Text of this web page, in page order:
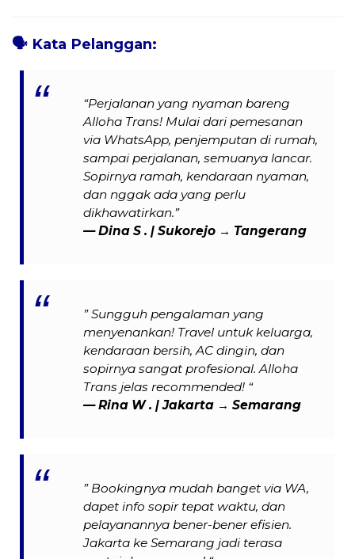
🗣️ Kata Pelanggan:
“Perjalanan yang nyaman bareng
Alloha Trans! Mulai dari pemesanan
via WhatsApp, penjemputan di rumah,
sampai perjalanan, semuanya lancar.
Sopirnya ramah, kendaraan nyaman,
dan nggak ada yang perlu
dikhawatirkan.”
—Dina S . | Sukorejo → Tangerang
” Sungguh pengalaman yang
menyenankan! Travel untuk keluarga,
kendaraan bersih, AC dingin, dan
sopirnya sangat profesional. Alloha
Trans jelas recommended! “
—Rina W . | Jakarta → Semarang
” Bookingnya mudah banget via WA,
dapet info sopir tepat waktu, dan
pelayanannya bener-bener efisien.
Jakarta ke Semarang jadi terasa